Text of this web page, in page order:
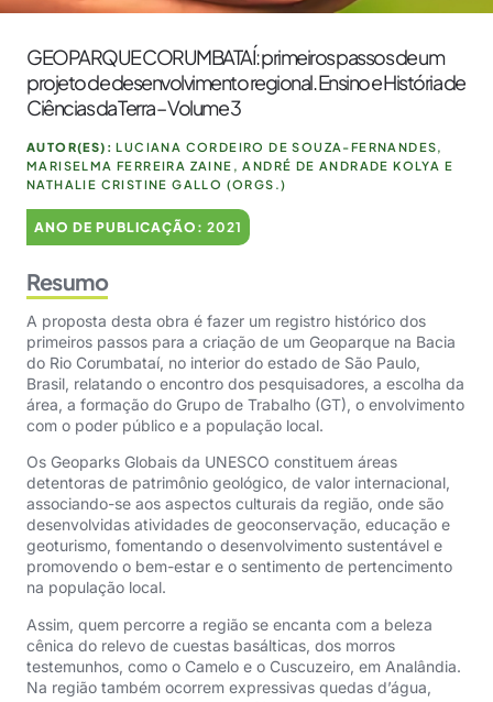
GEOPARQUE CORUMBATAÍ: primeiros passos de um
projeto de desenvolvimento regional. Ensino e História de
Ciências da Terra – Volume 3
AUTOR(ES): LUCIANA CORDEIRO DE SOUZA-FERNANDES,
MARISELMA FERREIRA ZAINE, ANDRÉ DE ANDRADE KOLYA E
NATHALIE CRISTINE GALLO (ORGS.)
ANO DE PUBLICAÇÃO: 2021
Resumo
A proposta desta obra é fazer um registro histórico dos
primeiros passos para a criação de um Geoparque na Bacia
do Rio Corumbataí, no interior do estado de São Paulo,
Brasil, relatando o encontro dos pesquisadores, a escolha da
área, a formação do Grupo de Trabalho (GT), o envolvimento
com o poder público e a população local.
Os Geoparks Globais da UNESCO constituem áreas
detentoras de patrimônio geológico, de valor internacional,
associando-se aos aspectos culturais da região, onde são
desenvolvidas atividades de geoconservação, educação e
geoturismo, fomentando o desenvolvimento sustentável e
promovendo o bem-estar e o sentimento de pertencimento
na população local.
Assim, quem percorre a região se encanta com a beleza
cênica do relevo de cuestas basálticas, dos morros
testemunhos, como o Camelo e o Cuscuzeiro, em Analândia.
Na região também ocorrem expressivas quedas d’água,